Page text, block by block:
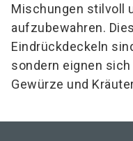
Mischungen stilvoll
aufzubewahren.
Eindrückdeckeln
sondern eignen
Gewürze und